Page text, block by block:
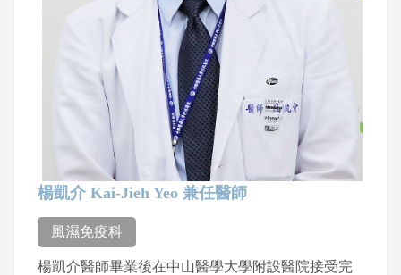
楊凱介 Kai-Jieh Yeo 兼任醫師
風濕免疫科
楊凱介醫師畢業後在中山醫學大學附設醫院接受完